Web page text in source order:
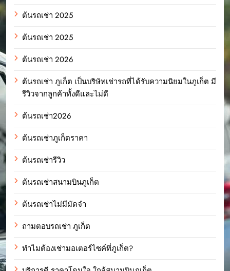
ต้นรถเช่า 2025
ต้นรถเช่า 2025
ต้นรถเช่า 2026
ต้นรถเช่า ภูเก็ต เป็นบริษัทเช่ารถที่ได้รับความนิยมในภูเก็ต มี
รีวิวจากลูกค้าทั้งดีและไม่ดี
ต้นรถเช่า2026
ต้นรถเช่าภูเก็ตราคา
ต้นรถเช่ารีวิว
ต้นรถเช่าสนามบินภูเก็ต
ต้นรถเช่าไม่มีมัดจำ
ถามตอบรถเช่า ภูเก็ต
ทำไมต้องเช่ามอเตอร์ไซค์ที่ภูเก็ต?